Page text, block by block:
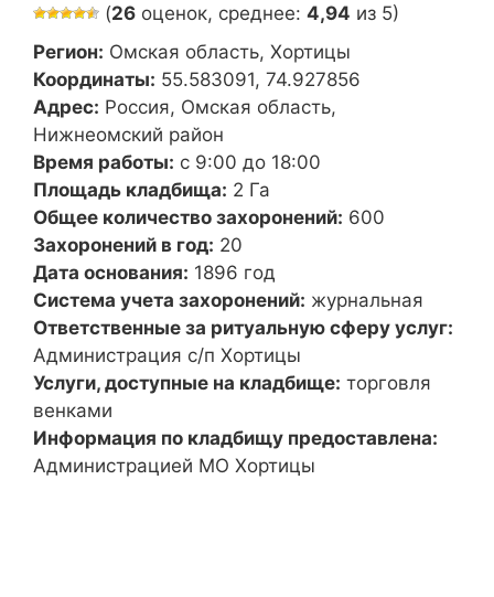
(26 оценок, среднее: 4,94 из 5)
Регион: Омская область, Хортицы
Координаты: 55.583091, 74.927856
Адрес: Россия, Омская область,
Нижнеомский район
Время работы: с 9:00 до 18:00
Площадь кладбища: 2 Га
Общее количество захоронений: 600
Захоронений в год: 20
Дата основания: 1896 год
Система учета захоронений: журнальная
Ответственные за ритуальную сферу услуг:
Администрация с/п Хортицы
Услуги, доступные на кладбище: торговля
венками
Информация по кладбищу предоставлена:
Администрацией МО Хортицы